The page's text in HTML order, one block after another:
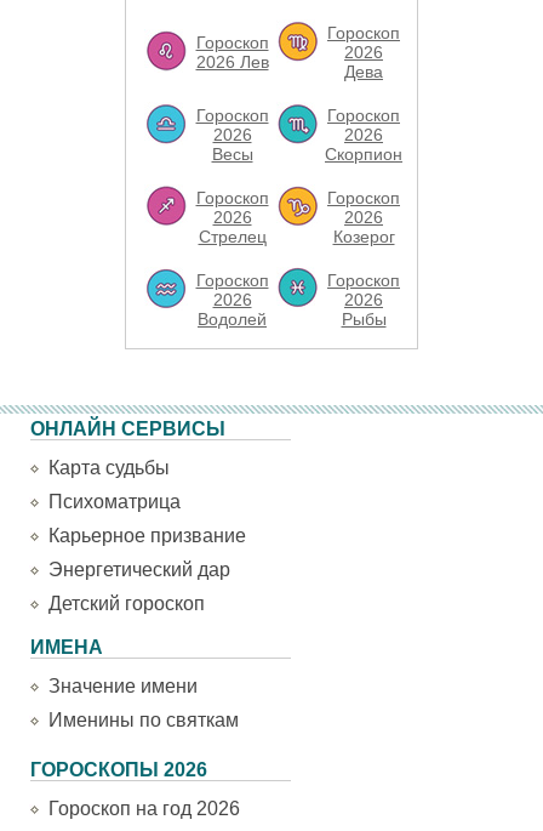
Гороскоп
2026 Лев
Гороскоп
2026
Дева
Гороскоп
2026
Весы
Гороскоп
2026
Скорпион
Гороскоп
2026
Стрелец
Гороскоп
2026
Козерог
Гороскоп
2026
Водолей
Гороскоп
2026
Рыбы
ОНЛАЙН СЕРВИСЫ
Карта судьбы
Психоматрица
Карьерное призвание
Энергетический дар
Детский гороскоп
ИМЕНА
Значение имени
Именины по святкам
ГОРОСКОПЫ 2026
Гороскоп на год 2026